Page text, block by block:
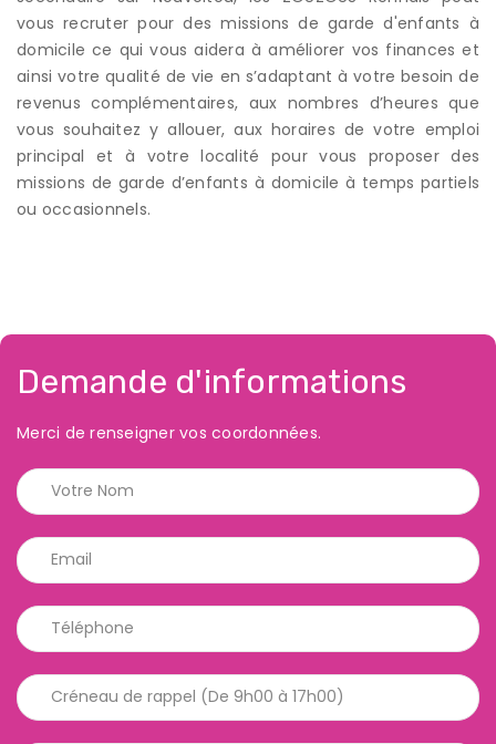
vous recruter pour des missions de garde d'enfants à
domicile ce qui vous aidera à améliorer vos finances et
ainsi votre qualité de vie en s’adaptant à votre besoin de
revenus complémentaires, aux nombres d’heures que
vous souhaitez y allouer, aux horaires de votre emploi
principal et à votre localité pour vous proposer des
missions de garde d’enfants à domicile à temps partiels
ou occasionnels.
Demande d'informations
Merci de renseigner vos coordonnées.